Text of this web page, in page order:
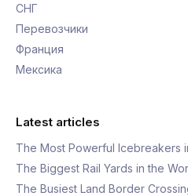
СНГ
Перевозчики
Франция
Мексика
Latest articles
The Most Powerful Icebreakers
The Biggest Rail Yards in the
The Busiest Land Border